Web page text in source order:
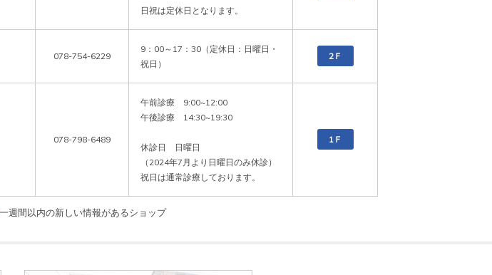
日祝は定休日となります。
078-754-6229
9：00～17：30（定休日：日曜日・
祝日）
2Ｆ
078-798-6489
午前診療　9:00~12:00
午後診療　14:30~19:30
休診日　日曜日
（2024年7月より日曜日のみ休診）
1Ｆ
一週間以内の新しい情報があるショップ